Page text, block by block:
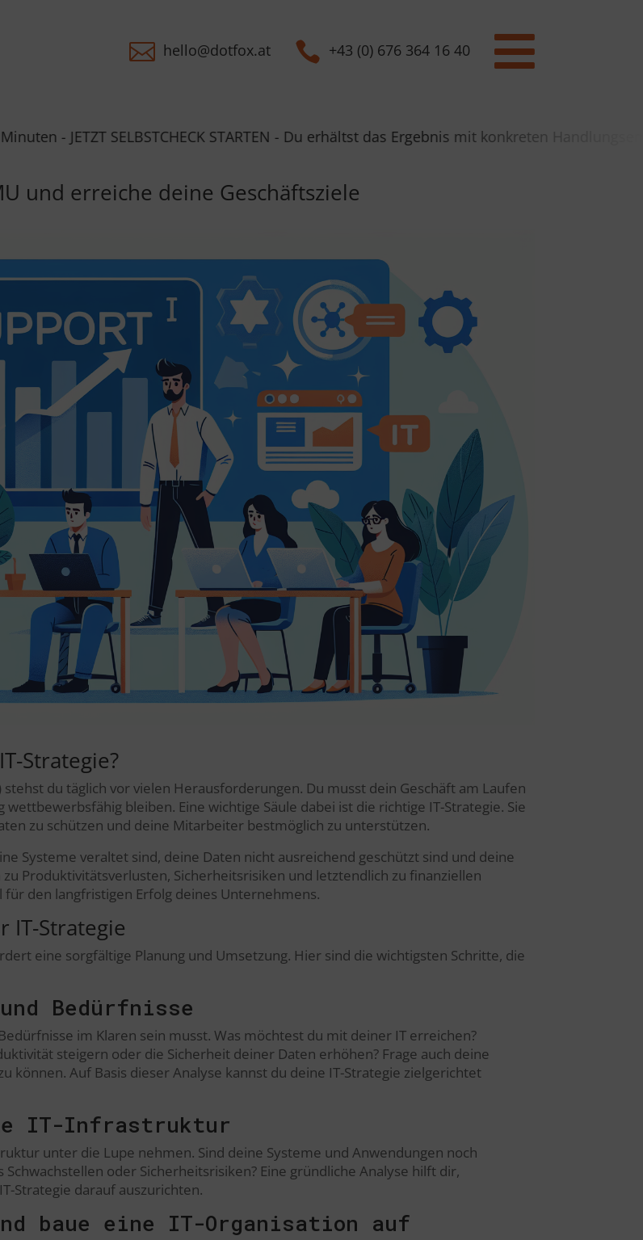
 hello@dotfox.at  +43 (0) 676 364 16 40 
STARTEN - Du erhältst das Ergebnis mit konkreten
und erreiche deine Geschäftsziele
Strategie?
du täglich vor vielen Herausforderungen. Du musst dein Geschäft am Laufen
bleiben. Eine wichtige Säule dabei ist die richtige IT-Strategie. Sie
zu schützen und deine Mitarbeiter bestmöglich zu unterstützen.
Systeme veraltet sind, deine Daten nicht ausreichend geschützt sind und deine
Produktivitätsverlusten, Sicherheitsrisiken und letztendlich zu finanziellen
den langfristigen Erfolg deines Unternehmens.
IT-Strategie
eine sorgfältige Planung und Umsetzung. Hier sind die wichtigsten Schritte, die
Bedürfnisse
im Klaren sein musst. Was möchtest du mit deiner IT erreichen?
steigern oder die Sicherheit deiner Daten erhöhen? Frage auch deine
können. Auf Basis dieser Analyse kannst du deine IT-Strategie zielgerichtet
IT-Infrastruktur
unter die Lupe nehmen. Sind deine Systeme und Anwendungen noch
oder Sicherheitsrisiken? Eine gründliche Analyse hilft dir,
Strategie darauf auszurichten.
baue eine IT-Organisation auf